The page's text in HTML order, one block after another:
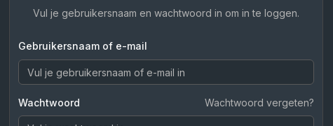
Vul je gebruikersnaam en wachtwoord in om in te loggen.
Gebruikersnaam of e-mail
Wachtwoord Wachtwoord vergeten?